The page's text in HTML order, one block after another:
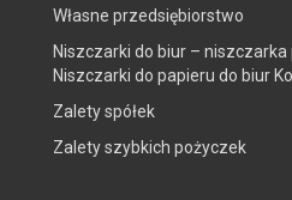
Własne przedsiębiorstwo
Niszczarki do biur –
Niszczarki do papieru do biur
Zalety spółek
Zalety szybkich pożyczek